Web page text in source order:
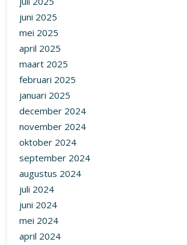
juni 2025
mei 2025
april 2025
maart 2025
februari 2025
januari 2025
december 2024
november 2024
oktober 2024
september 2024
augustus 2024
juli 2024
juni 2024
mei 2024
april 2024